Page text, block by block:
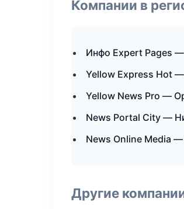
Компании в
Инфо Expert Pages
Yellow Express Hot
Yellow News Pro —
News Portal City —
News Online Media
Другие